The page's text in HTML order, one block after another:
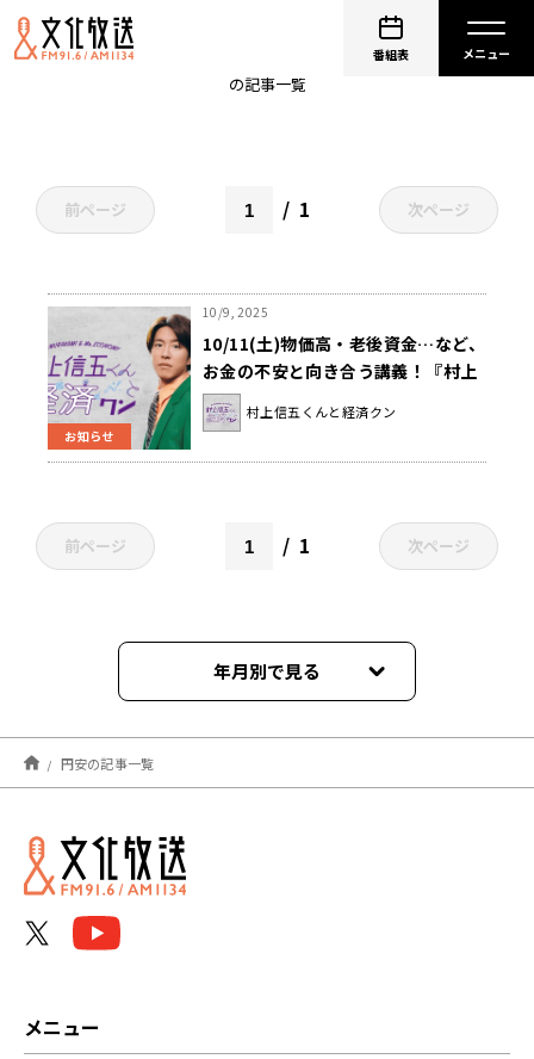
番組表
の記事一覧
前ページ 1 次ページ
お知らせ
10/9, 2025
10/11(土)物価高・老後資金…など、
お金の不安と向き合う講義！『村上
信五くんと経済クン』
村上信五くんと経済クン
前ページ 1 次ページ
年月別で見る
2026年01月
2025年10月
2024年11月
円安の記事一覧
メニュー